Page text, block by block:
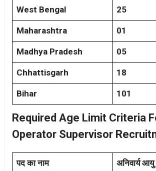
West Bengal 25
Maharashtra 01
Madhya Pradesh 05
Chhattisgarh 18
Bihar 101
Required Age Limit Criteria
Operator Supervisor
पद का नाम अनिवार्य आयु